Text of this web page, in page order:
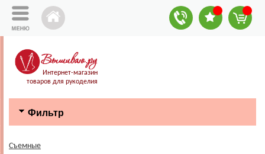
Интернет-магазин
товаров для рукоделия
Фильтр
Съемные